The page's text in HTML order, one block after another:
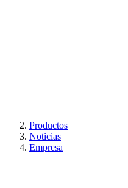
Productos
Noticias
Empresa